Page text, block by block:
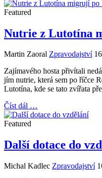
Featured
Nutrie z Lutotína
Martin Zaoral Zpravodajství
Zajímavého hosta přivítali
jím nutrie, která sem po říčce
Lutotína, kde se tato zvířata
Číst dál …
Featured
Další dotace do
Michal Kadlec Zpravodajství